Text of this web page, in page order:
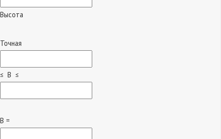
Высота
Точная
≤ B ≤
B =